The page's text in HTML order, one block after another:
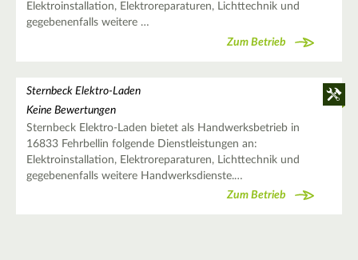
Elektroinstallation, Elektroreparaturen, Lichttechnik und
gegebenenfalls weitere …
Zum Betrieb
Sternbeck Elektro-Laden
Keine Bewertungen
Sternbeck Elektro-Laden bietet als Handwerksbetrieb in
16833 Fehrbellin folgende Dienstleistungen an:
Elektroinstallation, Elektroreparaturen, Lichttechnik und
gegebenenfalls weitere Handwerksdienste.…
Zum Betrieb